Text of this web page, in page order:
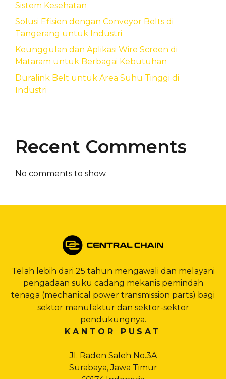
Sistem Kesehatan
Solusi Efisien dengan Conveyor Belts di
Tangerang untuk Industri
Keunggulan dan Aplikasi Wire Screen di
Mataram untuk Berbagai Kebutuhan
Duralink Belt untuk Area Suhu Tinggi di
Industri
Recent Comments
No comments to show.
Telah lebih dari 25 tahun mengawali dan melayani
pengadaan suku cadang mekanis pemindah
tenaga (mechanical power transmission parts) bagi
sektor manufaktur dan sektor-sektor
pendukungnya.
KANTOR PUSAT
Jl. Raden Saleh No.3A
Surabaya, Jawa Timur